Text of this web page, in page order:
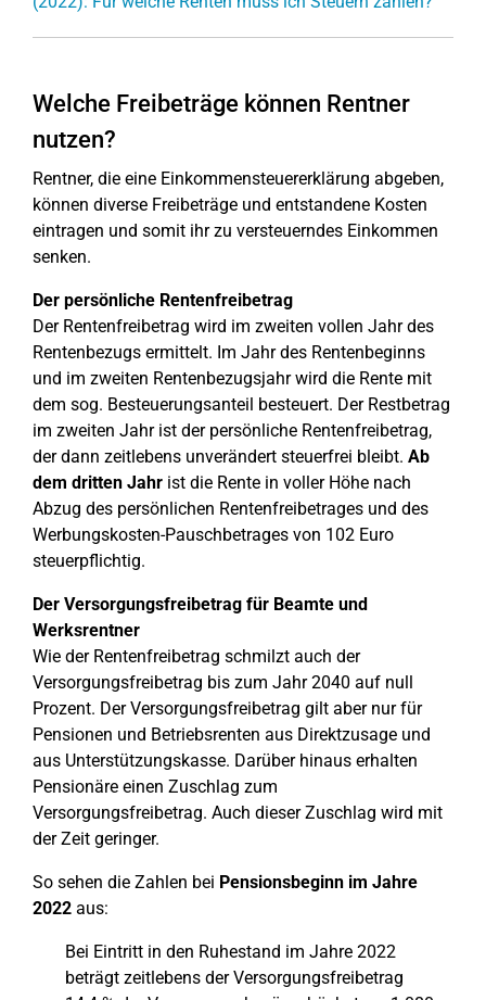
Welche Freibeträge können Rentner
nutzen?
Rentner, die eine Einkommensteuererklärung abgeben,
können diverse Freibeträge und entstandene Kosten
eintragen und somit ihr zu versteuerndes Einkommen
senken.
Der persönliche Rentenfreibetrag
Der Rentenfreibetrag wird im zweiten vollen Jahr des
Rentenbezugs ermittelt. Im Jahr des Rentenbeginns
und im zweiten Rentenbezugsjahr wird die Rente mit
dem sog. Besteuerungsanteil besteuert. Der Restbetrag
im zweiten Jahr ist der persönliche Rentenfreibetrag,
der dann zeitlebens unverändert steuerfrei bleibt. Ab
dem dritten Jahr ist die Rente in voller Höhe nach
Abzug des persönlichen Rentenfreibetrages und des
Werbungskosten-Pauschbetrages von 102 Euro
steuerpflichtig.
Der Versorgungsfreibetrag für Beamte und
Werksrentner
Wie der Rentenfreibetrag schmilzt auch der
Versorgungsfreibetrag bis zum Jahr 2040 auf null
Prozent. Der Versorgungsfreibetrag gilt aber nur für
Pensionen und Betriebsrenten aus Direktzusage und
aus Unterstützungskasse. Darüber hinaus erhalten
Pensionäre einen Zuschlag zum
Versorgungsfreibetrag. Auch dieser Zuschlag wird mit
der Zeit geringer.
So sehen die Zahlen bei Pensionsbeginn im Jahre
2022 aus:
Bei Eintritt in den Ruhestand im Jahre 2022
beträgt zeitlebens der Versorgungsfreibetrag